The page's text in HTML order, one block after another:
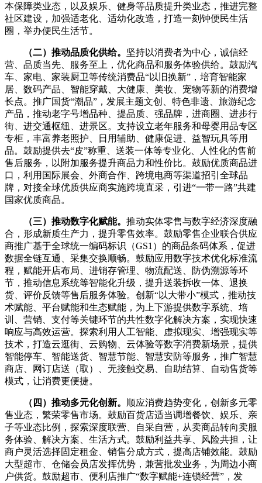
本保障类业态，以及娱乐、健身等品质提升类业态，推进完整
社区建设，加强适老化、适幼化改造，打造一刻钟便民生活
圈，举办便民生活节。
（二）推动品质化供给。 坚持以消费者为中心，诚信经
营、品质当先、服务至上，优化商品和服务体验供给。 鼓励汽
车、家电、家装厨卫等传统消费品“以旧换新”，培育智能家
居、数码产品、智能穿戴、大健康、美妆、宠物等新的消费增
长点。推广国货“潮品”，发展主题文创、特色非遗、旅游纪念
产品，推动老字号增品种、提品质、强品牌，进商圈、进步行
街、进交通枢纽、进景区。支持设立老年服务和母婴用品专区
专柜，丰富养老照护、日用辅助、健康促进、益智玩具等用
品。鼓励提供去“皮”称重、送装一体等专业化、人性化的售前
售后服务，以附加服务提升商品力和性价比。鼓励优质商品进
口，利用国际展会、外商合作、跨境电商等渠道招引全球品
牌，对接全球优质供应商实施跨境直采，引进“一带一路”共建
国家优质商品。
（三）推动数字化赋能。 推动实体零售与数字经济深度融
合，形成新质生产力，提升零售效率。 鼓励零售企业联合供应
商推广基于全球统一编码标识（GS1）的商品条码体系，促进
数据全链互通、采集交换顺畅。鼓励应用数字技术优化标准流
程，赋能开店布局、进销存管理、物流配送、防伪溯源等环
节，推动信息系统等智能化升级，提升送装拆收一体、退换
货、评价反馈等售后服务体验。创新“以大带小”模式，推动技
术赋能、平台赋能和生态赋能，为上下游提供数字系统、培
训、营销、支付等关键环节的共性数字化解决方案，实现快速
响应与高效运营。探索利用人工智能、虚拟现实、增强现实等
技术，打造云逛街、云购物、云体验等数字消费新场景，提供
智能停车、智能送货、智慧节能、智慧安防等服务，推广智慧
商店、网订店送（取）、无接触交易、自助结算、自动售货等
模式，让消费更便捷。
（四）推动多元化创新。 顺应消费趋势变化，创新多元零
售业态，繁荣零售市场。 鼓励百货店适当调增餐饮、娱乐、亲
子等业态比例，探索深度联营、自采自营，从卖商品转向卖服
务体验、解决方案、生活方式。鼓励利益共享、风险共担，让
商户灵活选择固定租金、销售分成方式，提高店铺效能。鼓励
大型超市、仓储会员店发挥优势，兼营批发业务，为周边小商
户供货。鼓励超市、便利店推广“数字赋能+连锁经营”，发